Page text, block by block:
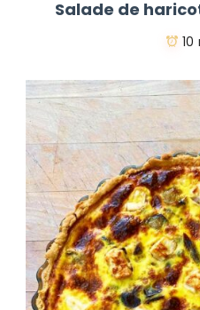
Salade de